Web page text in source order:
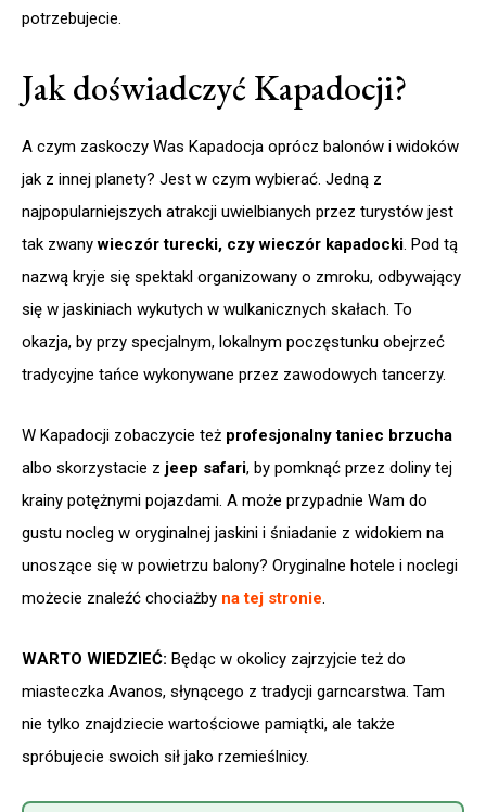
potrzebujecie.
Jak doświadczyć Kapadocji?
A czym zaskoczy Was Kapadocja oprócz balonów i widoków
jak z innej planety? Jest w czym wybierać. Jedną z
najpopularniejszych atrakcji uwielbianych przez turystów jest
tak zwanywieczór turecki, czy wieczór kapadocki. Pod tą
nazwą kryje się spektakl organizowany o zmroku, odbywający
się w jaskiniach wykutych w wulkanicznych skałach. To
okazja, by przy specjalnym, lokalnym poczęstunku obejrzeć
tradycyjne tańce wykonywane przez zawodowych tancerzy.
W Kapadocji zobaczycie też profesjonalny taniec brzucha
albo skorzystacie z jeep safari, by pomknąć przez doliny tej
krainy potężnymi pojazdami. A może przypadnie Wam do
gustu nocleg w oryginalnej jaskini i śniadanie z widokiem na
unoszące się w powietrzu balony? Oryginalne hotele i noclegi
możecie znaleźć chociażby na tej stronie.
WARTO WIEDZIEĆ: Będąc w okolicy zajrzyjcie też do
miasteczka Avanos, słynącego z tradycji garncarstwa. Tam
nie tylko znajdziecie wartościowe pamiątki, ale także
spróbujecie swoich sił jako rzemieślnicy.